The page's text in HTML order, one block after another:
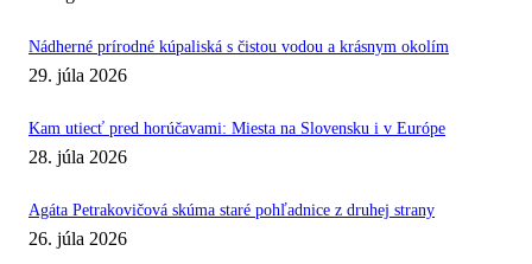
Nádherné prírodné kúpaliská s čistou vodou a krásnym okolím
29. júla 2026
Kam utiecť pred horúčavami: Miesta na Slovensku i v Európe
28. júla 2026
Agáta Petrakovičová skúma staré pohľadnice z druhej strany
26. júla 2026